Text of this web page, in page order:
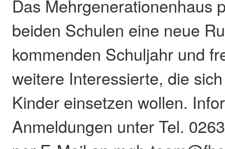
Das Mehrgenerationenhaus
beiden Schulen eine neue
kommenden Schuljahr und
weitere Interessierte, die
Kinder einsetzen wollen.
Anmeldungen unter Tel.